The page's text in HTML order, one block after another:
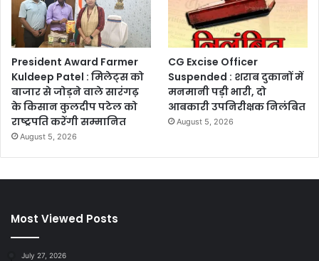
President Award Farmer
Kuldeep Patel : मिलेट्स को
बाजार से जोड़ने वाले सारंगढ़
के किसान कुलदीप पटेल को
राष्ट्रपति करेंगी सम्मानित
August 5, 2026
CG Excise Officer
Suspended : शराब दुकानों में
मनमानी पड़ी भारी, दो
आबकारी उपनिरीक्षक निलंबित
August 5, 2026
Most Viewed Posts
July 27, 2026